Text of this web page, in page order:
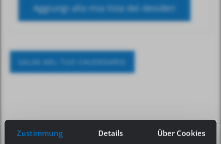
Zustimmung Details Über Cookies
Aggiungi alla mia lista dei desideri
SALVA NEL TUO CALENDARIO